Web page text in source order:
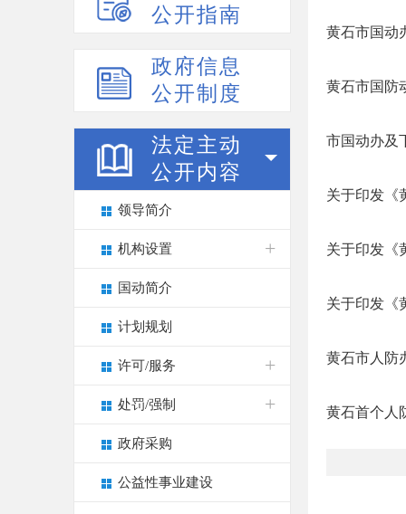
公开指南
政府信息
公开制度
法定主动
公开内容
领导简介
机构设置
国动简介
计划规划
许可/服务
处罚/强制
政府采购
公益性事业建设
黄石市国动
黄石市国防
市国动办及
关于印发《
关于印发《
关于印发《
黄石市人防
黄石首个人